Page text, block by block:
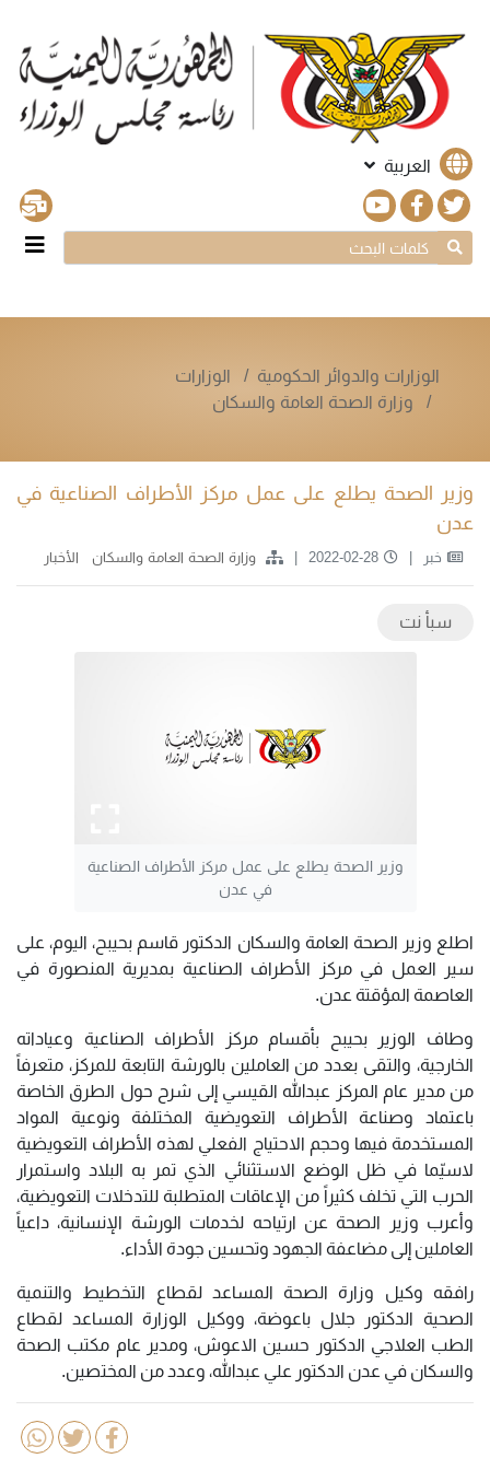
العربية
الوزارات والدوائر الحكومية
الوزارات
وزارة الصحة العامة والسكان
وزير الصحة يطلع على عمل مركز الأطراف الصناعية في
عدن
خبر 2022-02-28 وزارة الصحة العامة والسكان الأخبار
سبأ نت
وزير الصحة يطلع على عمل مركز الأطراف الصناعية
في عدن
اطلع وزير الصحة العامة والسكان الدكتور قاسم بحيبح، اليوم، على
سير العمل في مركز الأطراف الصناعية بمديرية المنصورة في
العاصمة المؤقتة عدن.
وطاف الوزير بحيبح بأقسام مركز الأطراف الصناعية وعياداته
الخارجية، والتقى بعدد من العاملين بالورشة التابعة للمركز، متعرفاً
من مدير عام المركز عبدالله القيسي إلى شرح حول الطرق الخاصة
باعتماد وصناعة الأطراف التعويضية المختلفة ونوعية المواد
المستخدمة فيها وحجم الاحتياج الفعلي لهذه الأطراف التعويضية
لاسيّما في ظل الوضع الاستثنائي الذي تمر به البلاد واستمرار
الحرب التي تخلف كثيراً من الإعاقات المتطلبة للتدخلات التعويضية،
وأعرب وزير الصحة عن ارتياحه لخدمات الورشة الإنسانية، داعياً
العاملين إلى مضاعفة الجهود وتحسين جودة الأداء.
رافقه وكيل وزارة الصحة المساعد لقطاع التخطيط والتنمية
الصحية الدكتور جلال باعوضة، ووكيل الوزارة المساعد لقطاع
الطب العلاجي الدكتور حسين الاعوش، ومدير عام مكتب الصحة
والسكان في عدن الدكتور علي عبدالله، وعدد من المختصين.